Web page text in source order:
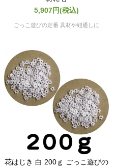
5,907円(税込)
ごっこ遊びの定番 具材や紐通しに
花はじき 白 200ｇ ごっこ遊びの